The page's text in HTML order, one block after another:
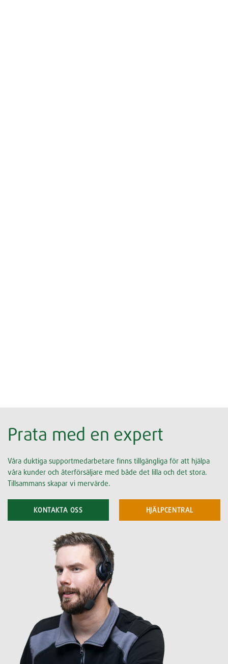
Prata med en expert
Våra duktiga supportmedarbetare finns tillgängliga för att hjälpa
våra kunder och återförsäljare med både det lilla och det stora.
Tillsammans skapar vi mervärde.
KONTAKTA OSS HJÄLPCENTRAL